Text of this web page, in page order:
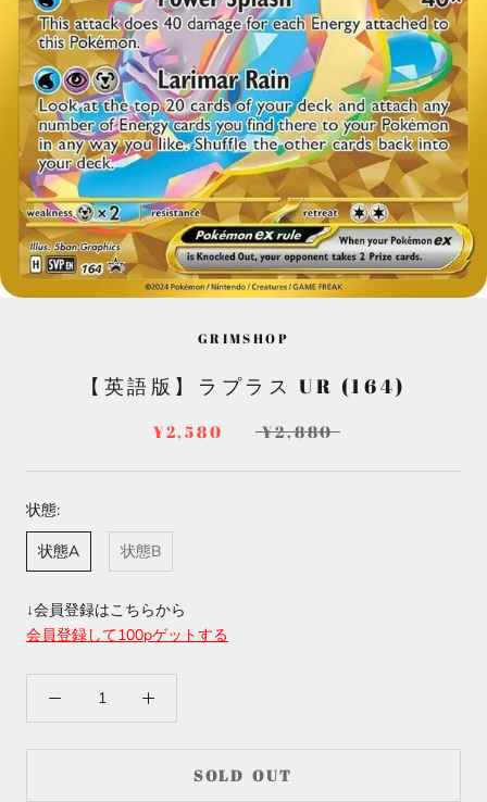
GRIMSHOP
【英語版】ラプラス UR (164)
¥2,580 ¥2,880
状態:
状態A
状態B
↓会員登録はこちらから
会員登録して100pゲットする
SOLD OUT